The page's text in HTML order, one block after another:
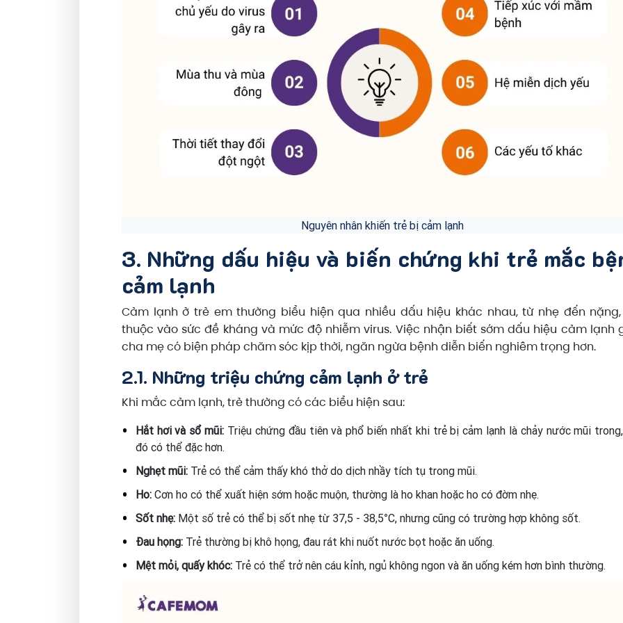
Nguyên nhân khiến trẻ bị cảm lạnh
3. Những dấu hiệu và biến chứng khi trẻ mắc
cảm lạnh
Cảm lạnh ở trẻ em thường biểu hiện qua nhiều dấu hiệu khác nhau, từ nhẹ đến
thuộc vào sức đề kháng và mức độ nhiễm virus. Việc nhận biết sớm dấu hiệu cảm lạnh
cha mẹ có biện pháp chăm sóc kịp thời, ngăn ngừa bệnh diễn biến nghiêm trọng hơn.
2.1. Những triệu chứng cảm lạnh ở trẻ
Khi mắc cảm lạnh, trẻ thường có các biểu hiện sau:
Hắt hơi và sổ mũi: Triệu chứng đầu tiên và phổ biến nhất khi trẻ bị cảm lạnh là chảy nước mũi
đó có thể đặc hơn.
Nghẹt mũi:Trẻ có thể cảm thấy khó thở do dịch nhầy tích tụ trong mũi.
Ho:Cơn ho có thể xuất hiện sớm hoặc muộn, thường là ho khan hoặc ho có đờm nhẹ.
Sốt nhẹ:Một số trẻ có thể bị sốt nhẹ từ 37,5 - 38,5°C, nhưng cũng có trường hợp không sốt.
Đau họng:Trẻ thường bị khô họng, đau rát khi nuốt nước bọt hoặc ăn uống.
Mệt mỏi, quấy khóc:Trẻ có thể trở nên cáu kỉnh, ngủ không ngon và ăn uống kém hơn bình thường.